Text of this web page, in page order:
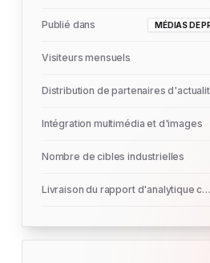
Publié dans MÉDIAS DE
Visiteurs mensuels
Distribution de partenaires
Intégration multimédia et d'images
Nombre de cibles industrielles
Livraison du rapport d'analytique complet